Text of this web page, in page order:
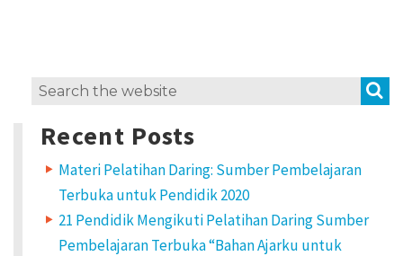
Search
Recent Posts
Materi Pelatihan Daring: Sumber Pembelajaran
Terbuka untuk Pendidik 2020
21 Pendidik Mengikuti Pelatihan Daring Sumber
Pembelajaran Terbuka “Bahan Ajarku untuk